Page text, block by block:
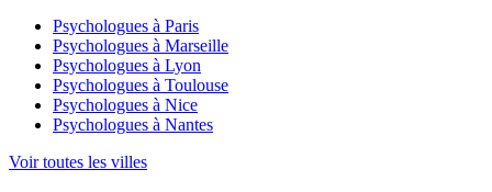
Psychologues à Paris
Psychologues à Marseille
Psychologues à Lyon
Psychologues à Toulouse
Psychologues à Nice
Psychologues à Nantes
Voir toutes les villes